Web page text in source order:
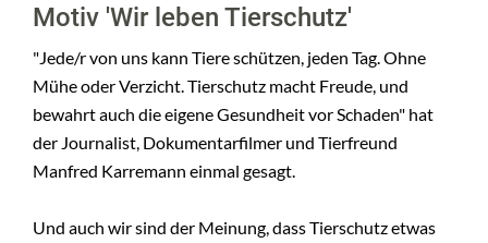
Motiv 'Wir leben Tierschutz'
"Jede/r von uns kann Tiere schützen, jeden Tag. Ohne
Mühe oder Verzicht. Tierschutz macht Freude, und
bewahrt auch die eigene Gesundheit vor Schaden" hat
der Journalist, Dokumentarfilmer und Tierfreund
Manfred Karremann einmal gesagt.
Und auch wir sind der Meinung, dass Tierschutz etwas